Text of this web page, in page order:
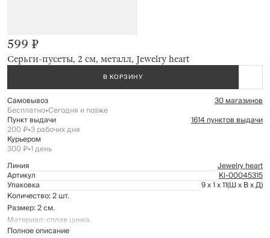
Серьги-пусеты, 2 см, металл, Jewelry heart
599 ₽
В КОРЗИНУ
Самовывоз 30 магазинов
Бесплатно•Сегодня и позже
Пункт выдачи 1614 пунктов выдачи
200 ₽•3 рабочих дня
Курьером
300 ₽•1 день
Линия
Jewelry heart
Артикул Kl-00045315
Упаковка 9 x 1 x 11(Ш x В x Д)
Количество: 2 шт.
Размер: 2 см.
Материал: сплав цинка.
Полное описание